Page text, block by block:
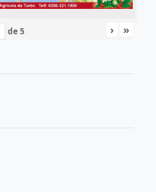
de5 › »